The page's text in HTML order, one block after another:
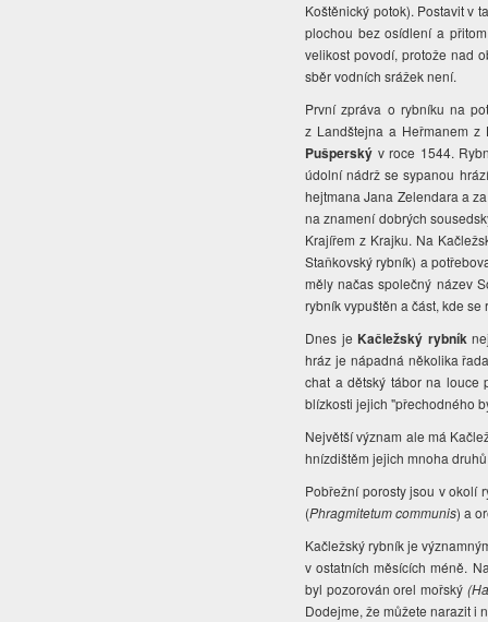
Koštěnický potok). Postavit v
plochou bez osídlení a
velikost povodí, protože nad
sběr vodních srážek není.
První zpráva o rybníku na
z Landštejna a Heřmanem
Pušperský v roce 1544.
údolní nádrž se sypanou
hejtmana Jana Zelendara a
na znamení dobrých
Krajířem z Krajku. Na
Staňkovský rybník) a
měly načas společný název
rybník vypuštěn a část, kde
Dnes je Kačležský rybník
hráz je nápadná několika
chat a dětský tábor na louce
blízkosti jejich "přechodného
Největší význam ale má
hnízdištěm jejich mnoha
Pobřežní porosty jsou v okolí
(Phragmitetum communis) a
Kačležský rybník je
v ostatních měsících méně.
byl pozorován orel mořský
Dodejme, že můžete narazit i